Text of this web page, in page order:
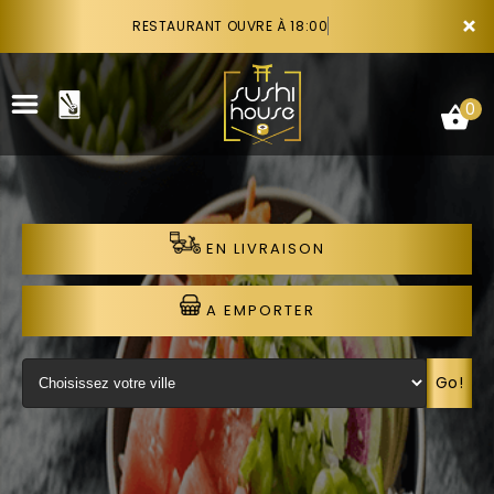
×
RESTAURANT OUVRE À 18:00
VOTRE COMPTE
NOTRE RESTAURANT
VOS AVIS
0
EN LIVRAISON
A EMPORTER
Go!